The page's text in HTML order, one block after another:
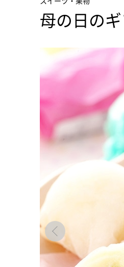
母の日の